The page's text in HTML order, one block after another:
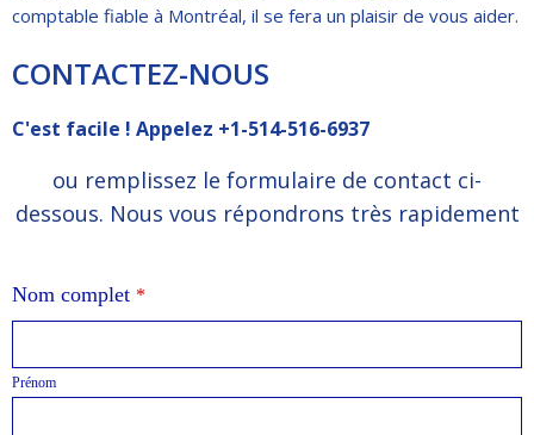
comptable fiable à Montréal, il se fera un plaisir de vous aider.
CONTACTEZ-NOUS
C'est facile ! Appelez +1-514-516-6937
ou remplissez le formulaire de contact ci-
dessous. Nous vous répondrons très rapidement
Nom complet *
Prénom